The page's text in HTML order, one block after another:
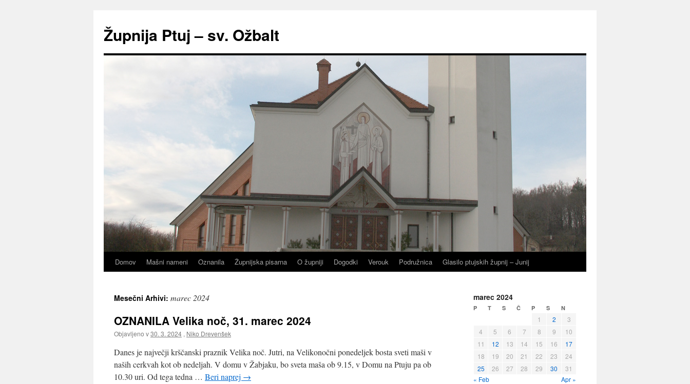
vsebino
Župnija Ptuj – sv. Ožbalt
Domov Mašni nameni Oznanila Župnijska pisarna O župniji Dogodki Verouk Podružnica Glasilo ptujskih župnij – Junij
Mesečni Arhivi: marec 2024
OZNANILA Velika noč, 31. marec 2024
Objavljeno v30. 3. 2024 , Niko Drevenšek
Danes je največji krščanski praznik Velika noč. Jutri, na Velikonočni ponedeljek bosta sveti maši v
naših cerkvah kot ob nedeljah. V domu v Žabjaku, bo sveta maša ob 9.15, v Domu na Ptuju pa ob
10.30 uri. Od tega tedna … Beri naprej →
marec 2024
P T S Č P S N
1 2
3
4
5 6 7 8 9
10
11
12 13 14 15 16
17
18
19 20 21 22 23
24
25
26 27 28 29 30
31
« Feb
Apr »